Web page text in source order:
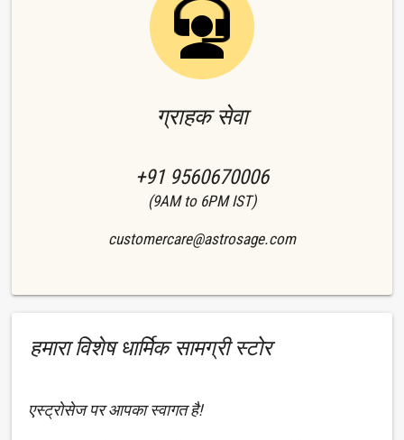
ग्राहक सेवा
+91 9560670006
(9AM to 6PM IST)
customercare@astrosage.com
हमारा विशेष धार्मिक सामग्री स्टोर
एस्ट्रोसेज पर आपका स्वागत है!